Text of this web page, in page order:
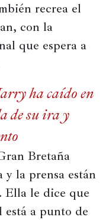
recrea el
con la
que espera a
ha caído en
de su ira y
Bretaña
la prensa están
Ella le dice que
está a punto de